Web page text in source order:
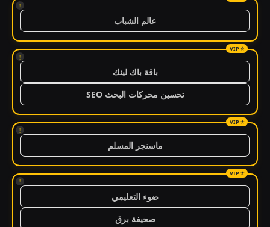
!
عالم الشباب
!
باقة باك لينك
تحسين محركات البحث SEO
!
ماسنجر المسلم
!
ضوء التعليمي
صحيفة برق